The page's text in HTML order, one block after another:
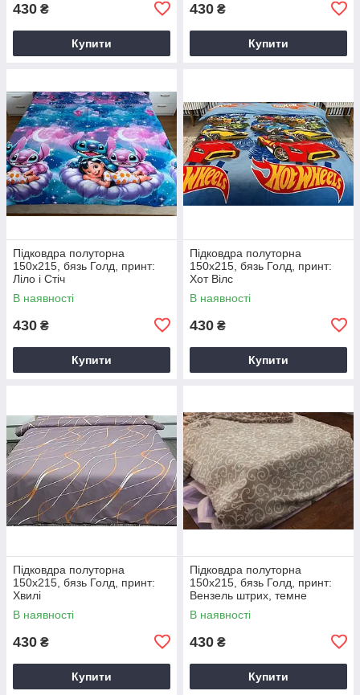
430 ₴
Купити
430 ₴
Купити
Підковдра полуторна
150х215, бязь Голд, принт:
Ліло і Стіч
В наявності
430 ₴
Купити
Підковдра полуторна
150х215, бязь Голд, принт:
Хот Вілс
В наявності
430 ₴
Купити
Підковдра полуторна
150х215, бязь Голд, принт:
Хвилі
В наявності
430 ₴
Купити
Підковдра полуторна
150х215, бязь Голд, принт:
Вензель штрих, темне
В наявності
430 ₴
Купити